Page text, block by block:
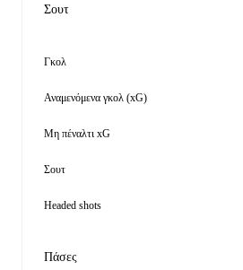
Σουτ
Γκολ
Αναμενόμενα γκολ (xG)
Μη πέναλτι xG
Σουτ
Headed shots
Πάσες